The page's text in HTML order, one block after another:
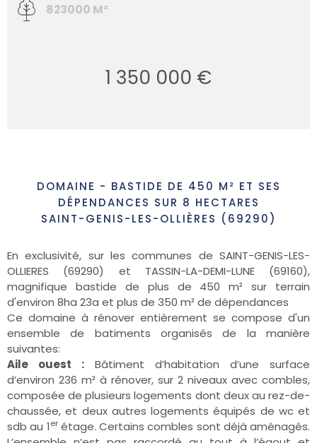
823000 M²
1 350 000 €
DOMAINE - BASTIDE DE 450 M² ET SES
DÉPENDANCES SUR 8 HECTARES
SAINT-GENIS-LES-OLLIÈRES (69290)
En exclusivité, sur les communes de SAINT-GENIS-LES-
OLLIERES (69290) et TASSIN-LA-DEMI-LUNE (69160),
magnifique bastide de plus de 450 m² sur terrain
d'environ 8ha 23a et plus de 350 m² de dépendances
Ce domaine à rénover entièrement se compose d'un
ensemble de batiments organisés de la manière
suivantes:
Aile ouest : Bâtiment d’habitation d’une surface
d’environ 236 m² à rénover, sur 2 niveaux avec combles,
composée de plusieurs logements dont deux au rez-de-
chaussée, et deux autres logements équipés de wc et
sdb au 1erétage. Certains combles sont déjà aménagés.